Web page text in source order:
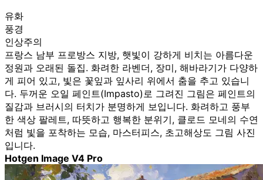
유화
풍경
인상주의
프랑스 남부 프로방스 지방, 햇빛이 강하게 비치는 아름다운
정원과 오래된 돌집. 화려한 라벤더, 장미, 해바라기가 다양하
게 피어 있고, 빛은 꽃잎과 잎사리 위에서 춤을 추고 있습니
다. 두꺼운 오일 페인트(Impasto)로 그려진 그림은 페인트의
질감과 브러시의 터치가 분명하게 보입니다. 화려하고 풍부
한 색상 팔레트, 따뜻하고 행복한 분위기, 클로드 모네의 수연
처럼 빛을 포착하는 모습, 마스터피스, 초고해상도 그림 사진
입니다.
Hotgen Image V4 Pro